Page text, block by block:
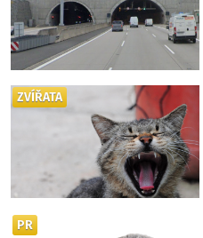
ZVÍŘATA
PR